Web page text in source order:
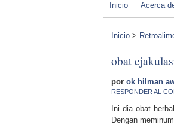
Inicio Acerca
Inicio >
obat
por ok hilman
RESPONDER AL
Ini dia obat
Dengan